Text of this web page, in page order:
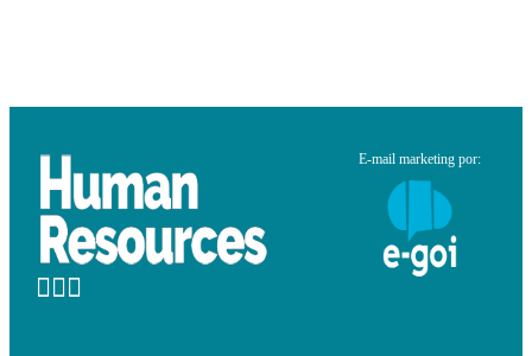
E-mail marketing por: